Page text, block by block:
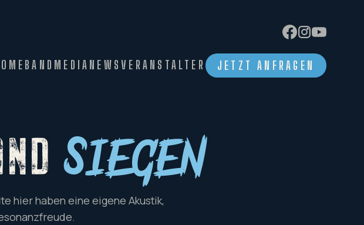
BAND MEDIA NEWS VERANSTALTER JETZT ANFRAGEN
Siegen
hier haben eine eigene Akustik,